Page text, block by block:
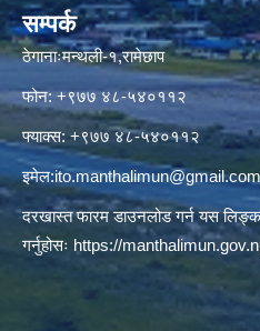
सम्पर्क
ठेगानाःमन्थली-१,रामेछाप
फोन: +९७७ ४८-५४०११२
फ्याक्स: +९७७ ४८-५४०११२
इमेल:ito.manthalimun@gmail.com
दरखास्त फारम डाउनलोड गर्न यस
गर्नुहोसः https://